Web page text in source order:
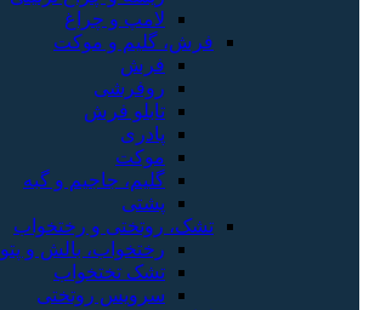
لامپ و چراغ
فرش، گلیم و موکت
فرش
روفرشی
تابلو فرش
پادری
موکت
گلیم، جاجیم و گبه
پشتی
تشک، روتختی و رختخواب
رختخواب، بالش و پتو
تشک تختخواب
سرویس روتختی